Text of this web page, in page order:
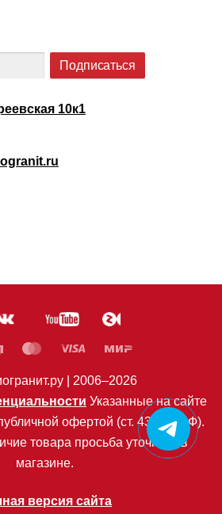
10к1
| 2006–2026
Указанные на сайте
офертой (ст. 435 ГК РФ).
товара просьба уточнять в
магазине.
версия сайта